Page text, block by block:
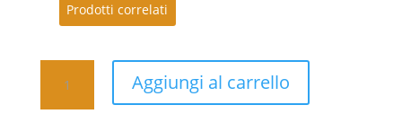
Prodotti correlati
200,42
Aggiungi al carrello